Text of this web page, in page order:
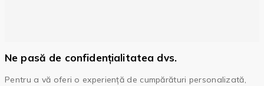
Ne pasă de confidențialitatea dvs.
Pentru a vă oferi o experiență de cumpărături personalizată,